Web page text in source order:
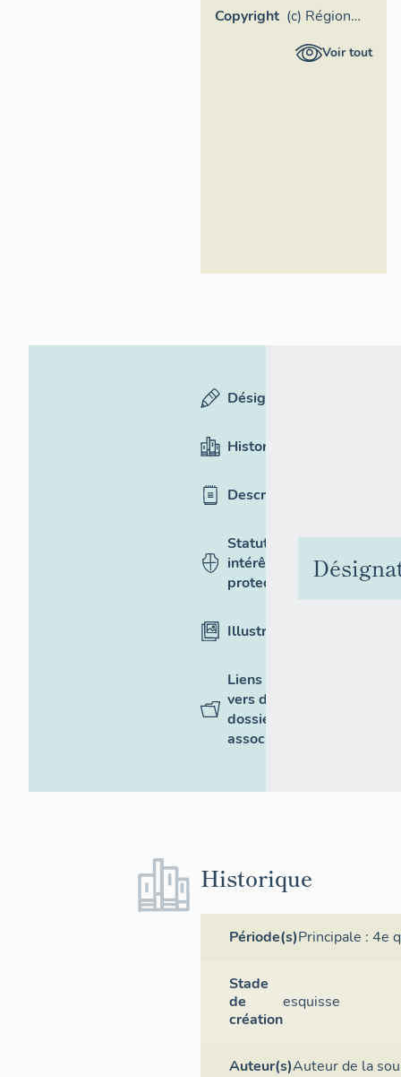
Copyright (c) Région
Ile-de-Voir tout
Désignation
Historique
Description
Statut,
intérêt et
protection
Illustrations
Liens
vers des
dossiers
associés
Historique
Période(s)Principale : 4e
Stade
de
création
esquisse
Auteur(s)Auteur de la